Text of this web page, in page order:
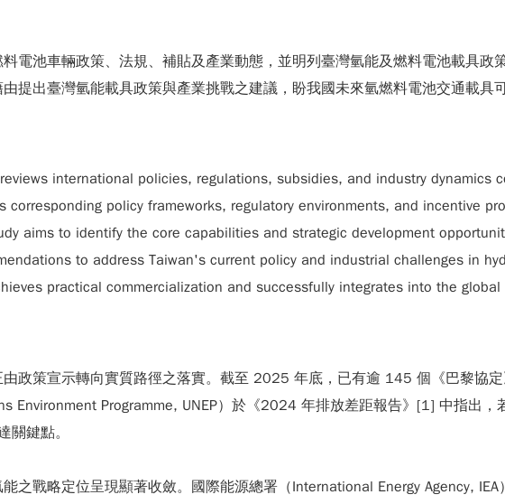
電池車輛政策、法規、補貼及產業動態，並明列臺灣氫能及燃料電池載具
提出臺灣氫能載具政策與產業挑戰之建議，盼我國未來氫燃料電池交通載具
international policies, regulations, subsidies, and industry dynamics
corresponding policy frameworks, regulatory environments, and incentive
aims to identify the core capabilities and strategic development
to address Taiwan's current policy and industrial challenges in
practical commercialization and successfully integrates into the
政策宣示轉向實質路徑之落實。截至 2025 年底，已有逾 145 個《巴黎協
Environment Programme, UNEP）於《2024 年排放差距報告》[1] 中指出
關鍵點。
之戰略定位呈現顯著收斂。國際能源總署（International Energy Agency,